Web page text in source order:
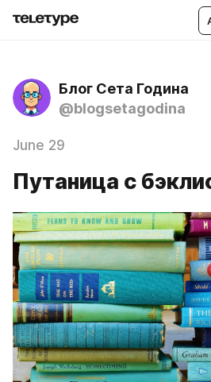
Блог Сета Година
@blogsetagodina
June 29
Путаница с